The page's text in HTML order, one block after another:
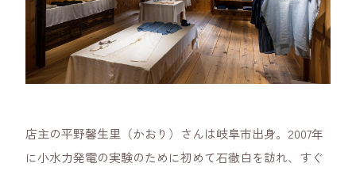
店主の平野馨生里（かおり）さんは岐阜市出身。2007年
に小水力発電の実験のために初めて石徹白を訪れ、すぐ